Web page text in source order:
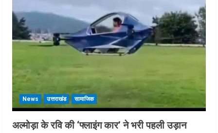
News उत्तराखंड सामाजिक
अल्मोड़ा के रवि की ‘फ्लाइंग कार’ ने भरी पहली उड़ान